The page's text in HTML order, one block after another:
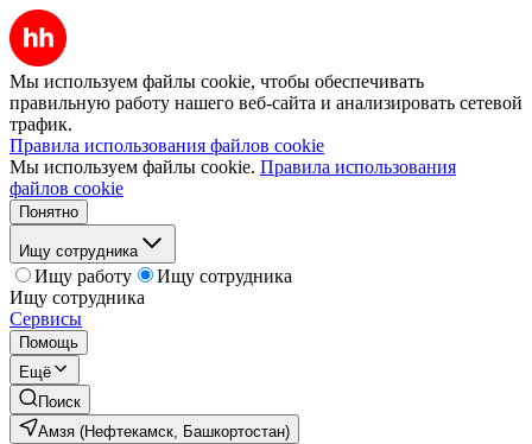
Мы используем файлы cookie, чтобы обеспечивать
правильную работу нашего веб-сайта и анализировать сетевой
трафик.
Правила использования файлов cookie
Мы используем файлы cookie. Правила использования
файлов cookie
Понятно
Ищу сотрудника
Ищу работу
Ищу сотрудника
Ищу сотрудника
Сервисы
Помощь
Ещё
Поиск
Амзя (Нефтекамск, Башкортостан)